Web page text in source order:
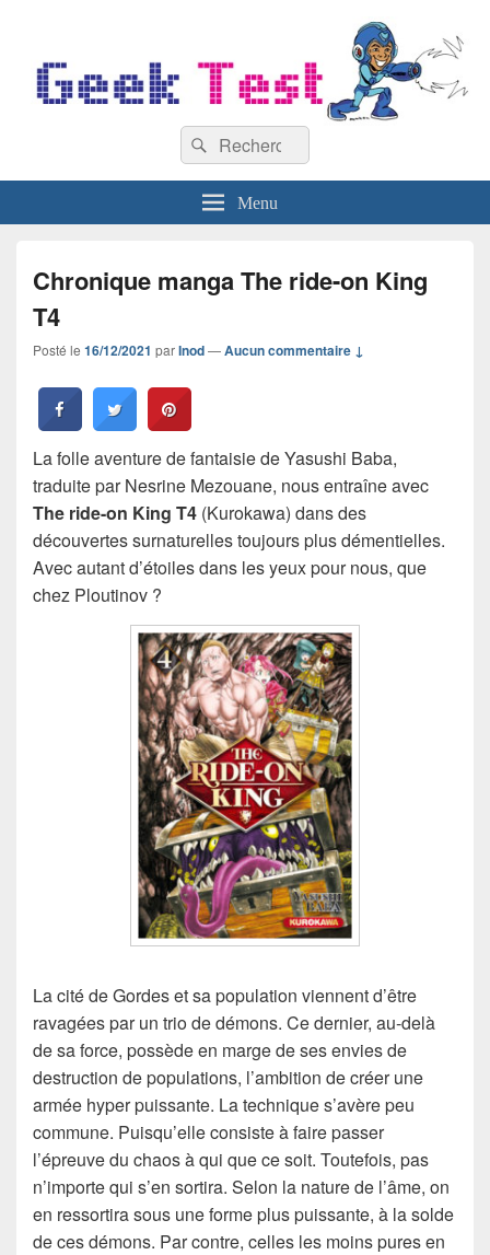
Recherche :
Rechercher
Menu
Chronique manga The ride-on King
T4
Posté le 16/12/2021 parInod—Aucun commentaire ↓
La folle aventure de fantaisie de Yasushi Baba,
traduite par Nesrine Mezouane, nous entraîne avec
The ride-on King T4 (Kurokawa) dans des
découvertes surnaturelles toujours plus démentielles.
Avec autant d’étoiles dans les yeux pour nous, que
chez Ploutinov ?
La cité de Gordes et sa population viennent d’être
ravagées par un trio de démons. Ce dernier, au-delà
de sa force, possède en marge de ses envies de
destruction de populations, l’ambition de créer une
armée hyper puissante. La technique s’avère peu
commune. Puisqu’elle consiste à faire passer
l’épreuve du chaos à qui que ce soit. Toutefois, pas
n’importe qui s’en sortira. Selon la nature de l’âme, on
en ressortira sous une forme plus puissante, à la solde
de ces démons. Par contre, celles les moins pures en